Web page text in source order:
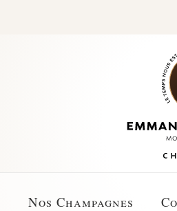
Nos Champagnes